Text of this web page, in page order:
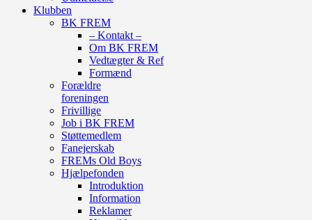
Klubben
BK FREM
– Kontakt –
Om BK FREM
Vedtægter & Ref
Formænd
Forældre
foreningen
Frivillige
Job i BK FREM
Støttemedlem
Fanejerskab
FREMs Old Boys
Hjælpefonden
Introduktion
Information
Reklamer